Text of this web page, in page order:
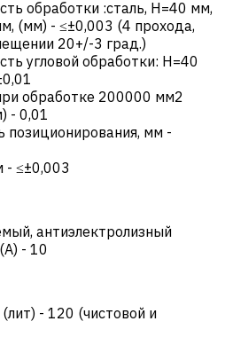
обработки :сталь, Н=40 мм,
(мм) - ≤±0,003 (4 прохода,
20+/-3 град.)
угловой обработки: Н=40
обработке 200000 мм2
- 0,01
позиционирования, мм -
- ≤±0,003
антиэлектролизный
- 10
- 120 (чистовой и